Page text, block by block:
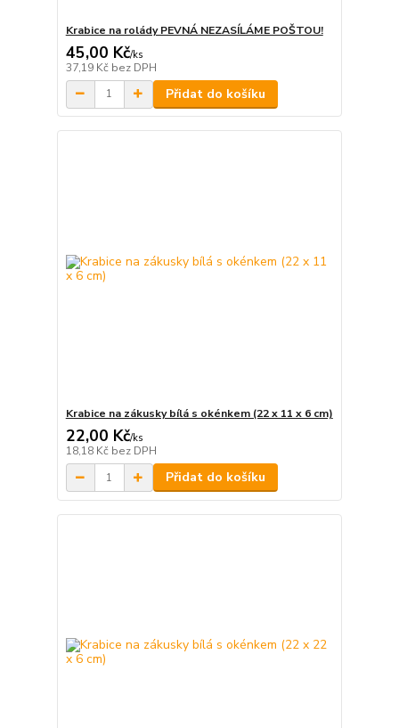
Krabice na rolády PEVNÁ NEZASÍLÁME POŠTOU!
45,00 Kč/ks
37,19 Kč bez DPH
Přidat do košíku
Krabice na zákusky bílá s okénkem (22 x 11 x 6 cm)
22,00 Kč/ks
18,18 Kč bez DPH
Přidat do košíku